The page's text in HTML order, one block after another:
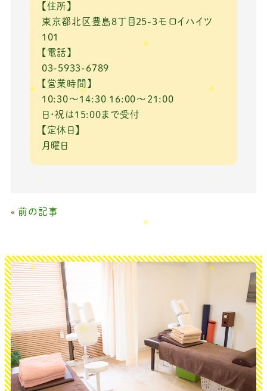
【住所】
東京都北区豊島8丁目25-3モロイハイツ
101
【電話】
03-5933-6789
【営業時間】
10:30～14:30 16:00～21:00
日・祝は15:00まで受付
【定休日】
月曜日
« 前の記事